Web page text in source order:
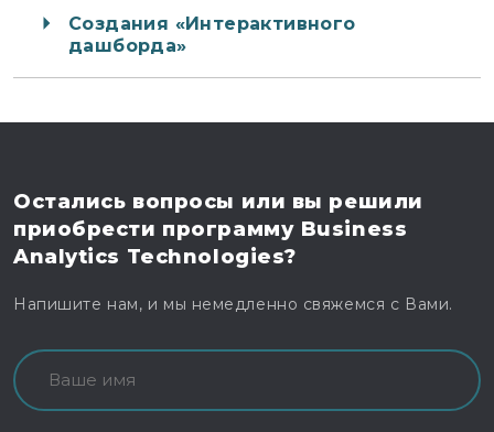
Создания «Интерактивного
дашборда»
Остались вопросы или вы решили
приобрести программу Business
Analytics Technologies?
Напишите нам, и мы немедленно свяжемся с Вами.